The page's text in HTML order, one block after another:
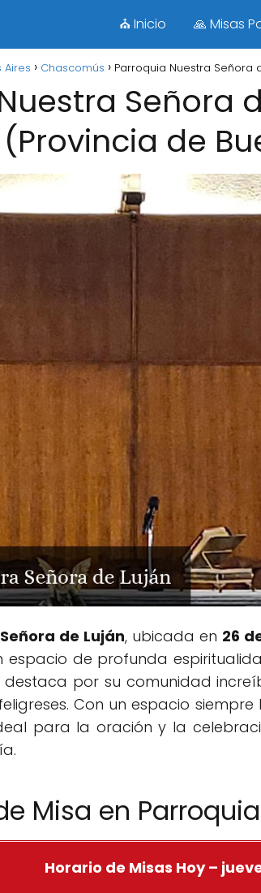
⛪ Inicio 🙏 Misas
Aires Chascomús Parroquia Nuestra Señora
Señora
(Provincia de
de Luján, ubicada en 26
espacio de profunda
por su comunidad
Con un espacio
para la oración y la
Misa en
Horario de Misas Hoy –